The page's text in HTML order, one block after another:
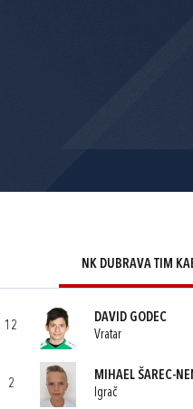
NK DUBRAVA TIM
12
DAVID GODEC
Vratar
2
MIHAEL ŠAREC-
Igrač